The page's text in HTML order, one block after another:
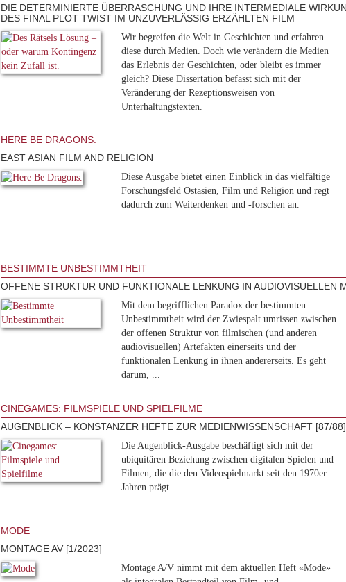
DIE DETERMINIERTE ÜBERRASCHUNG UND IHRE INTERMEDIALE
DES FINAL PLOT TWIST IM UNZUVERLÄSSIG ERZÄHLTEN FILM
Wir begreifen die Welt in Geschichten und erfahren
diese durch Medien. Doch wie verändern die Medien
das Erlebnis der Geschichten, oder bleibt es immer
gleich? Diese Dissertation befasst sich mit der
Veränderung der Rezeptionsweisen von
Unterhaltungstexten.
HERE BE DRAGONS.
EAST ASIAN FILM AND RELIGION
Diese Ausgabe bietet einen Einblick in das vielfältige
Forschungsfeld Ostasien, Film und Religion und regt
dadurch zum Weiterdenken und -forschen an.
BESTIMMTE UNBESTIMMTHEIT
OFFENE STRUKTUR UND FUNKTIONALE LENKUNG IN AUDIOVISUELLEN
Mit dem begrifflichen Paradox der bestimmten
Unbestimmtheit wird der Zwiespalt umrissen zwischen
der offenen Struktur von filmischen (und anderen
audiovisuellen) Artefakten einerseits und der
funktionalen Lenkung in ihnen andererseits. Es geht
darum, ...
CINEGAMES: FILMSPIELE UND SPIELFILME
AUGENBLICK – KONSTANZER HEFTE ZUR MEDIENWISSENSCHAFT [87/88]
Die Augenblick-Ausgabe beschäftigt sich mit der
ubiquitären Beziehung zwischen digitalen Spielen und
Filmen, die die den Videospielmarkt seit den 1970er
Jahren prägt.
MODE
MONTAGE AV [1/2023]
Montage A/V nimmt mit dem aktuellen Heft «Mode»